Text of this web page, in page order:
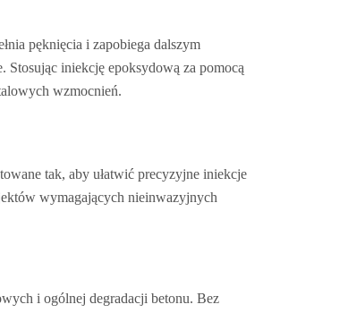
pęknięcia i zapobiega dalszym
iniekcję epoksydową za pomocą
wzmocnień.
tak, aby ułatwić precyzyjne iniekcje
wymagających nieinwazyjnych
i ogólnej degradacji betonu. Bez